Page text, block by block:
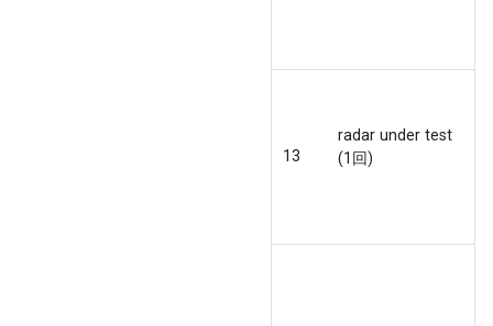
13
radar under test
(1回)